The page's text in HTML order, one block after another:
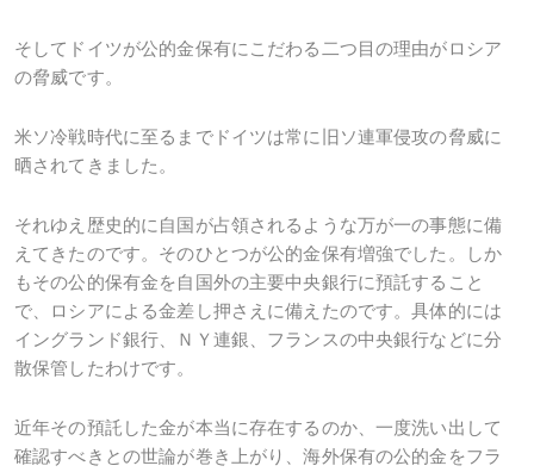
そしてドイツが公的金保有にこだわる二つ目の理由がロシア
の脅威です。
米ソ冷戦時代に至るまでドイツは常に旧ソ連軍侵攻の脅威に
晒されてきました。
それゆえ歴史的に自国が占領されるような万が一の事態に備
えてきたのです。そのひとつが公的金保有増強でした。しか
もその公的保有金を自国外の主要中央銀行に預託すること
で、ロシアによる金差し押さえに備えたのです。具体的には
イングランド銀行、ＮＹ連銀、フランスの中央銀行などに分
散保管したわけです。
近年その預託した金が本当に存在するのか、一度洗い出して
確認すべきとの世論が巻き上がり、海外保有の公的金をフラ